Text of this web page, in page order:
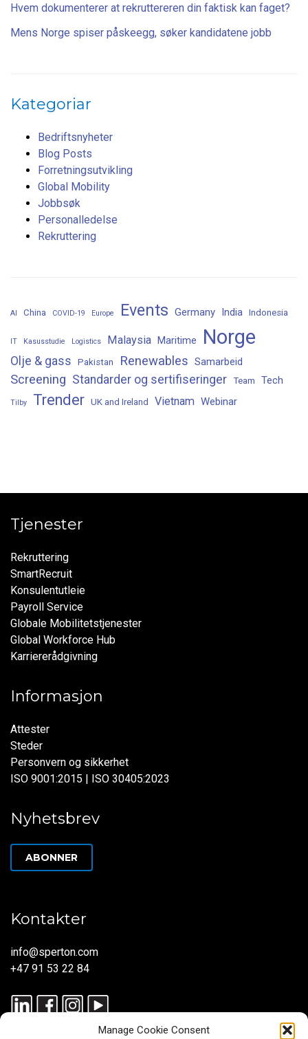
Manage Cookie Consent
Hvem dokumenterer at rekruttereren din faktisk kan faget?
Mens Norge spiser påskeegg, søker kandidatene jobb
Kategoriar
Bedriftsnyheter
Blog Posts
Forretningsutvikling
Global Mobility
Jobbsøk
Personalledelse
Rekruttering
AI China COVID-19 Europe Events Germany India Indonesia
IT Kasusstudie Logistics Malaysia Maritime Norge
Olje & gass Pakistan Renewables Samarbeid
Screening Standarder og sertifiseringer Team Tech
Tilby Trender UK and Ireland Vietnam Webinar
Tjenester
Rekruttering
SmartRecruit
Konsulentutleie
Payroll Service
Globale Mobilitetstjenester
Global Workforce Hub
Karriererådgivning
Informasjon
Attester
Steder
Personvern og sikkerhet
ISO 9001:2015 | ISO 30405:2023
Nyhetsbrev
ABONNER
Kontakter
info@sperton.com
+47 91 53 22 84